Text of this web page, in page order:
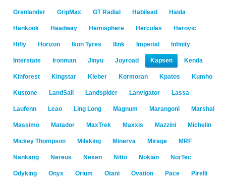
Grenlander GripMax GT Radial Habilead Haida
Hankook Headway Hemisphere Hercules Herovic
Hifly Horizon Ikon Tyres Ilink Imperial Infinity
Interstate Ironman Jinyu Joyroad Kapsen Kenda
Kinforest Kingstar Kleber Kormoran Kpatos Kumho
Kustone LandSail Landspider Lanvigator Lassa
Laufenn Leao Ling Long Magnum Marangoni Marshal
Massimo Matador MaxTrek Maxxis Mazzini Michelin
Mickey Thompson Mileking Minerva Mirage MRF
Nankang Nereus Nexen Nitto Nokian NorTec
Odyking Onyx Orium Otani Ovation Pace Pirelli